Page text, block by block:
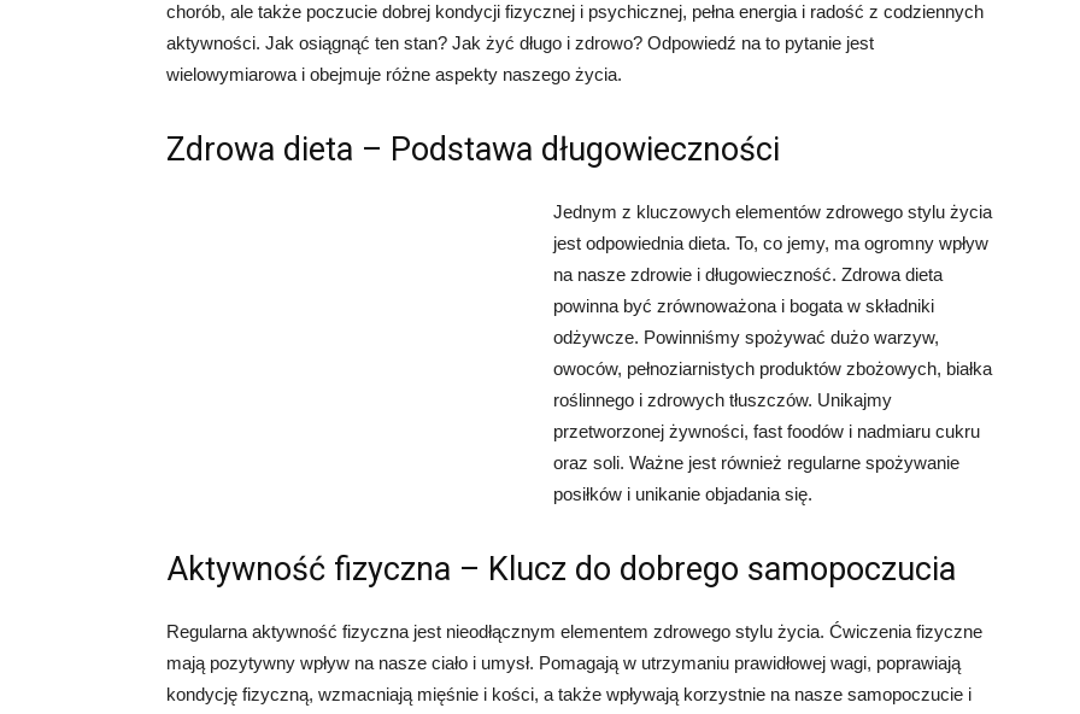
chorób, ale także poczucie dobrej kondycji fizycznej i psychicznej, pełna energia i radość z codziennych
aktywności. Jak osiągnąć ten stan? Jak żyć długo i zdrowo? Odpowiedź na to pytanie jest
wielowymiarowa i obejmuje różne aspekty naszego życia.
Zdrowa dieta – Podstawa długowieczności
Jednym z kluczowych elementów zdrowego stylu życia
jest odpowiednia dieta. To, co jemy, ma ogromny wpływ
na nasze zdrowie i długowieczność. Zdrowa dieta
powinna być zrównoważona i bogata w składniki
odżywcze. Powinniśmy spożywać dużo warzyw,
owoców, pełnoziarnistych produktów zbożowych, białka
roślinnego i zdrowych tłuszczów. Unikajmy
przetworzonej żywności, fast foodów i nadmiaru cukru
oraz soli. Ważne jest również regularne spożywanie
posiłków i unikanie objadania się.
Aktywność fizyczna – Klucz do dobrego samopoczucia
Regularna aktywność fizyczna jest nieodłącznym elementem zdrowego stylu życia. Ćwiczenia fizyczne
mają pozytywny wpływ na nasze ciało i umysł. Pomagają w utrzymaniu prawidłowej wagi, poprawiają
kondycję fizyczną, wzmacniają mięśnie i kości, a także wpływają korzystnie na nasze samopoczucie i